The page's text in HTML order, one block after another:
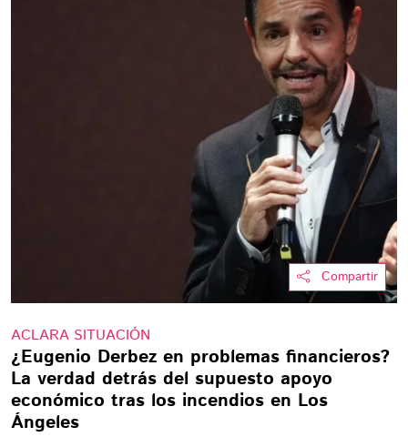
Compartir
ACLARA SITUACIÓN
¿Eugenio Derbez en problemas financieros?
La verdad detrás del supuesto apoyo
económico tras los incendios en Los
Ángeles